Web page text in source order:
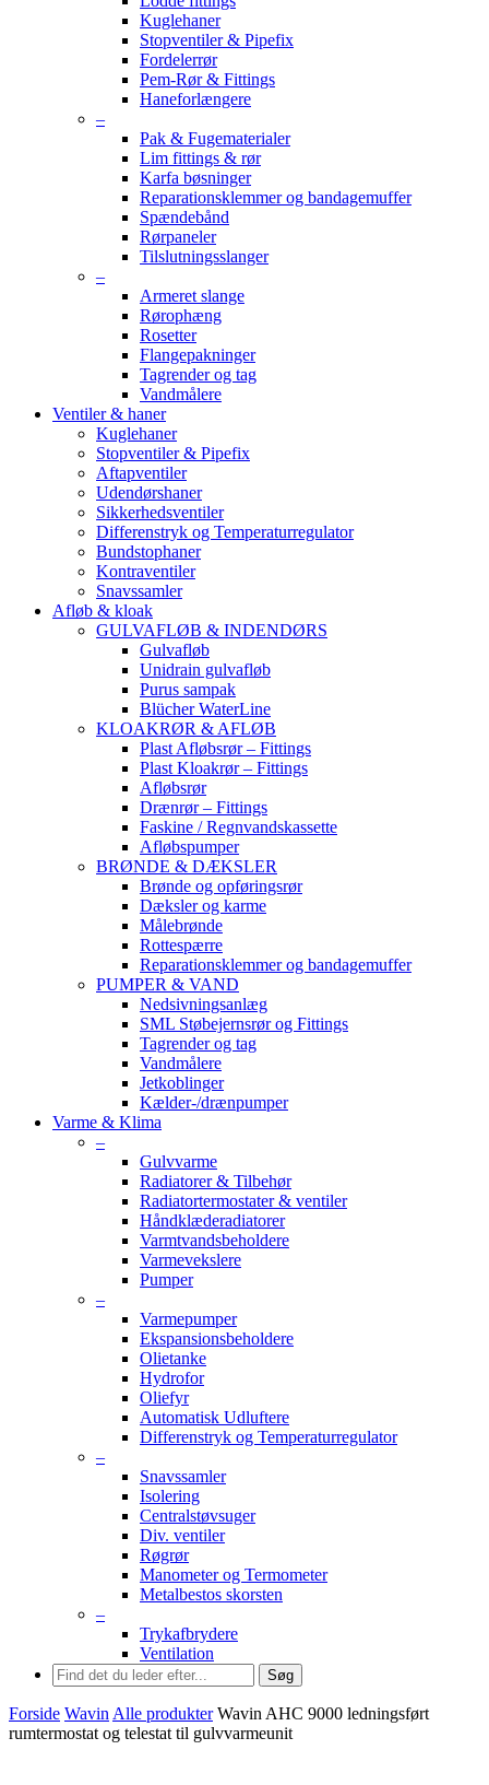
Kuglehaner
Stopventiler & Pipefix
Fordelerrør
Pem-Rør & Fittings
Haneforlængere
–
Pak & Fugematerialer
Lim fittings & rør
Karfa bøsninger
Reparationsklemmer og bandagemuffer
Spændebånd
Rørpaneler
Tilslutningsslanger
–
Armeret slange
Rørophæng
Rosetter
Flangepakninger
Tagrender og tag
Vandmålere
Ventiler & haner
Kuglehaner
Stopventiler & Pipefix
Aftapventiler
Udendørshaner
Sikkerhedsventiler
Differenstryk og Temperaturregulator
Bundstophaner
Kontraventiler
Snavssamler
Afløb & kloak
GULVAFLØB & INDENDØRS
Gulvafløb
Unidrain gulvafløb
Purus sampak
Blücher WaterLine
KLOAKRØR & AFLØB
Plast Afløbsrør – Fittings
Plast Kloakrør – Fittings
Afløbsrør
Drænrør – Fittings
Faskine / Regnvandskassette
Afløbspumper
BRØNDE & DÆKSLER
Brønde og opføringsrør
Dæksler og karme
Målebrønde
Rottespærre
Reparationsklemmer og bandagemuffer
PUMPER & VAND
Nedsivningsanlæg
SML Støbejernsrør og Fittings
Tagrender og tag
Vandmålere
Jetkoblinger
Kælder-/drænpumper
Varme & Klima
–
Gulvvarme
Radiatorer & Tilbehør
Radiatortermostater & ventiler
Håndklæderadiatorer
Varmtvandsbeholdere
Varmevekslere
Pumper
–
Varmepumper
Ekspansionsbeholdere
Olietanke
Hydrofor
Oliefyr
Automatisk Udluftere
Differenstryk og Temperaturregulator
–
Snavssamler
Isolering
Centralstøvsuger
Div. ventiler
Røgrør
Manometer og Termometer
Metalbestos skorsten
–
Trykafbrydere
Ventilation
Søg
Forside Wavin Alle produkter Wavin AHC 9000 ledningsført
rumtermostat og telestat til gulvvarmeunit